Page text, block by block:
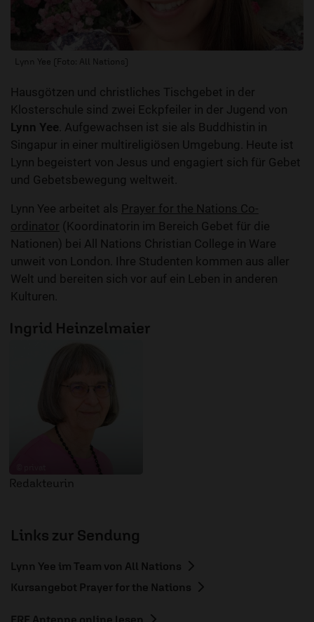
Lynn Yee (Foto: All Nations)
Hausgötzen und christliches Tischgebet in der
Klosterschule sind zwei Eckpfeiler in der Jugend von
Lynn Yee . Aufgewachsen ist sie als Buddhistin in
Singapur in einer multireligiösen Umgebung. Heute ist
Lynn begeistert von Jesus und engagiert sich für Gebet
und Gebetsbewegung weltweit.
Lynn Yee arbeitet als Prayer for the Nations Co-
ordinator (Koordinatorin im Bereich Gebet für die
Nationen) bei All Nations Christian College in Ware
unweit von London. Ihre Studenten kommen aus aller
Welt und bereiten sich vor auf ein Leben in anderen
Kulturen.
Ingrid Heinzelmaier
Redakteurin
Links zur Sendung
Lynn Yee im Team von All Nations
Kursangebot Prayer for the Nations
ERF Antenne online lesen